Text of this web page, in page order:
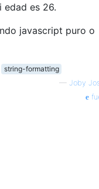
edad es 26.
javascript puro o
string-formatting
— Joby